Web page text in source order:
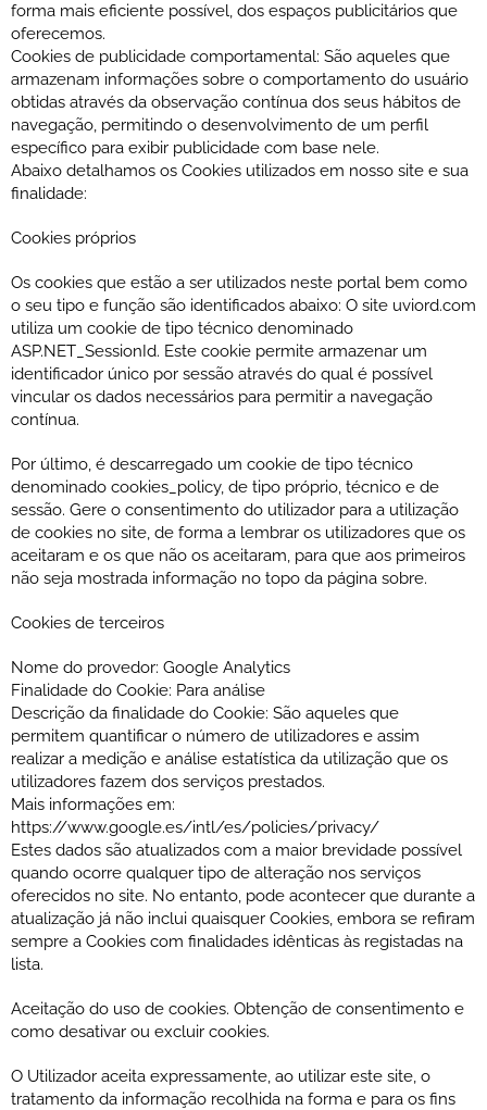
forma mais eficiente possível, dos espaços publicitários que
oferecemos.
Cookies de publicidade comportamental: São aqueles que
armazenam informações sobre o comportamento do usuário
obtidas através da observação contínua dos seus hábitos de
navegação, permitindo o desenvolvimento de um perfil
específico para exibir publicidade com base nele.
Abaixo detalhamos os Cookies utilizados em nosso site e sua
finalidade:
Cookies próprios
Os cookies que estão a ser utilizados neste portal bem como
o seu tipo e função são identificados abaixo: O site uviord.com
utiliza um cookie de tipo técnico denominado
ASP.NET_SessionId. Este cookie permite armazenar um
identificador único por sessão através do qual é possível
vincular os dados necessários para permitir a navegação
contínua.
Por último, é descarregado um cookie de tipo técnico
denominado cookies_policy, de tipo próprio, técnico e de
sessão. Gere o consentimento do utilizador para a utilização
de cookies no site, de forma a lembrar os utilizadores que os
aceitaram e os que não os aceitaram, para que aos primeiros
não seja mostrada informação no topo da página sobre.
Cookies de terceiros
Nome do provedor: Google Analytics
Finalidade do Cookie: Para análise
Descrição da finalidade do Cookie: São aqueles que
permitem quantificar o número de utilizadores e assim
realizar a medição e análise estatística da utilização que os
utilizadores fazem dos serviços prestados.
Mais informações em:
https://www.google.es/intl/es/policies/privacy/
Estes dados são atualizados com a maior brevidade possível
quando ocorre qualquer tipo de alteração nos serviços
oferecidos no site. No entanto, pode acontecer que durante a
atualização já não inclui quaisquer Cookies, embora se refiram
sempre a Cookies com finalidades idênticas às registadas na
lista.
Aceitação do uso de cookies. Obtenção de consentimento e
como desativar ou excluir cookies.
O Utilizador aceita expressamente, ao utilizar este site, o
tratamento da informação recolhida na forma e para os fins